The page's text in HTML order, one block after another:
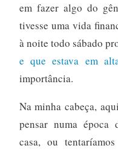
em fazer algo do
tivesse uma vida
à noite todo sábado
e que estava em
importância.
Na minha cabeça,
pensar numa época
casa, ou